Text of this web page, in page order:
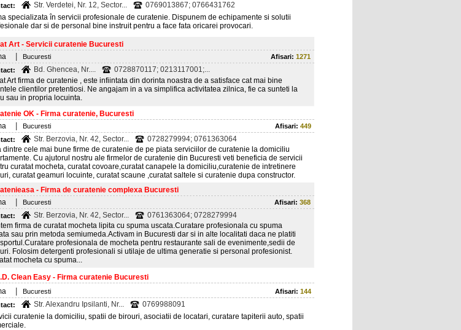
Str. Verdetei, Nr. 12, Sector...
0769013867; 0766431762
specializata în servicii profesionale de curatenie. Dispunem de echipamente si solutii
dar si de personal bine instruit pentru a face fata oricarei provocari.
Art - Servicii curatenie Bucuresti
Bucuresti Afisari: 1271
Bd. Ghencea, Nr....
0728870117; 0213117001;...
Art firma de curatenie , este infiintata din dorinta noastra de a satisface cat mai bine
clientilor pretentiosi. Ne angajam in a va simplifica activitatea zilnica, fie ca sunteti la
sau in propria locuinta.
OK - Firma curatenie, Bucuresti
Bucuresti Afisari: 449
Str. Berzovia, Nr. 42, Sector...
0728279994; 0761363064
dintre cele mai bune firme de curatenie de pe piata serviciilor de curatenie la domiciliu
Cu ajutorul nostru ale firmelor de curatenie din Bucuresti veti beneficia de servicii
curatat mocheta, curatat covoare,curatat canapele la domiciliu,curatenie de intretinere
curatat geamuri locuinte, curatat scaune ,curatat saltele si curatenie dupa constructor.
- Firma de curatenie complexa Bucuresti
Bucuresti Afisari: 368
Str. Berzovia, Nr. 42, Sector...
0761363064; 0728279994
firma de curatat mocheta lipita cu spuma uscata.Curatare profesionala cu spuma
sau prin metoda semiumeda.Activam in Bucuresti dar si in alte localitati daca ne platiti
profesionala de mocheta pentru restaurante sali de evenimente,sedii de
Folosim detergenti profesionali si utilaje de ultima generatie si personal profesionist.
mocheta cu spuma...
Clean Easy - Firma curatenie Bucuresti
Bucuresti Afisari: 144
Str. Alexandru Ipsilanti, Nr...
0769988091
curatenie la domiciliu, spatii de birouri, asociatii de locatari, curatare tapiterii auto, spatii